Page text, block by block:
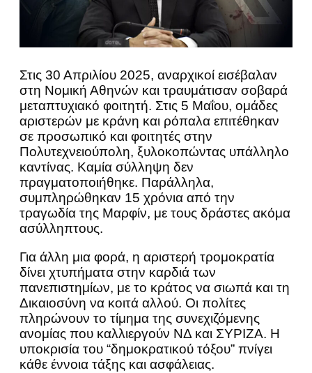
Στις 30 Απριλίου 2025, αναρχικοί εισέβαλαν
στη Νομική Αθηνών και τραυμάτισαν σοβαρά
μεταπτυχιακό φοιτητή. Στις 5 Μαΐου, ομάδες
αριστερών με κράνη και ρόπαλα επιτέθηκαν
σε προσωπικό και φοιτητές στην
Πολυτεχνειούπολη, ξυλοκοπώντας υπάλληλο
καντίνας. Καμία σύλληψη δεν
πραγματοποιήθηκε. Παράλληλα,
συμπληρώθηκαν 15 χρόνια από την
τραγωδία της Μαρφίν, με τους δράστες ακόμα
ασύλληπτους.
Για άλλη μια φορά, η αριστερή τρομοκρατία
δίνει χτυπήματα στην καρδιά των
πανεπιστημίων, με το κράτος να σιωπά και τη
Δικαιοσύνη να κοιτά αλλού. Οι πολίτες
πληρώνουν το τίμημα της συνεχιζόμενης
ανομίας που καλλιεργούν ΝΔ και ΣΥΡΙΖΑ. Η
υποκρισία του “δημοκρατικού τόξου” πνίγει
κάθε έννοια τάξης και ασφάλειας.